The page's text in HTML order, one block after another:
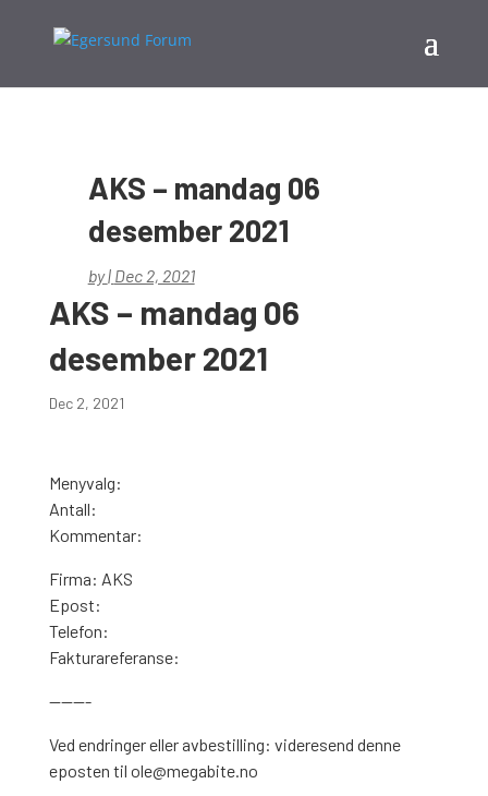
AKS – mandag 06
desember 2021
by| Dec 2, 2021
AKS – mandag 06
desember 2021
Dec 2, 2021
Menyvalg:
Antall:
Kommentar:
Firma: AKS
Epost:
Telefon:
Fakturareferanse:
———-
Ved endringer eller avbestilling: videresend denne
eposten til ole@megabite.no